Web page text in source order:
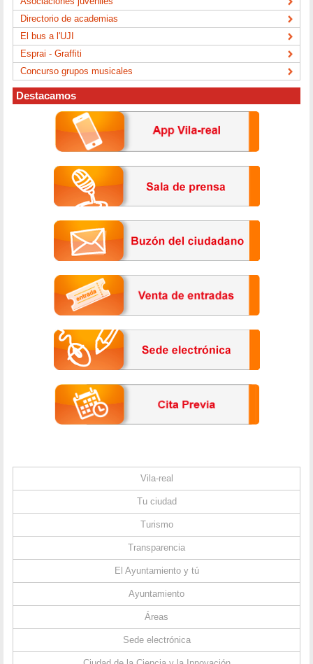
Directorio de academias
El bus a l'UJI
Esprai - Graffiti
Concurso grupos musicales
Destacamos
Vila-real
Tu ciudad
Turismo
Transparencia
El Ayuntamiento y tú
Ayuntamiento
Áreas
Sede electrónica